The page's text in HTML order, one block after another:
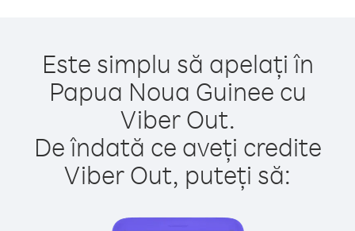
Este simplu să apelați în
Papua Noua Guinee cu
Viber Out.
De îndată ce aveți credite
Viber Out, puteți să: